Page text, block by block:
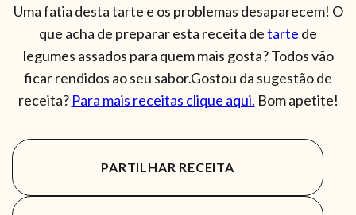
Uma fatia desta tarte e os problemas desaparecem! O
que acha de preparar esta receita detarte de
legumes assados para quem mais gosta? Todos vão
ficar rendidos ao seu sabor.Gostou da sugestão de
receita? Para mais receitas clique aqui. Bom apetite!
PARTILHAR RECEITA